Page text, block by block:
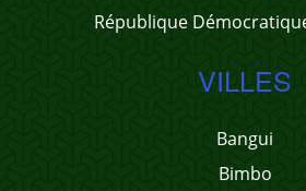
République
VILLES
Bangui
Bimbo